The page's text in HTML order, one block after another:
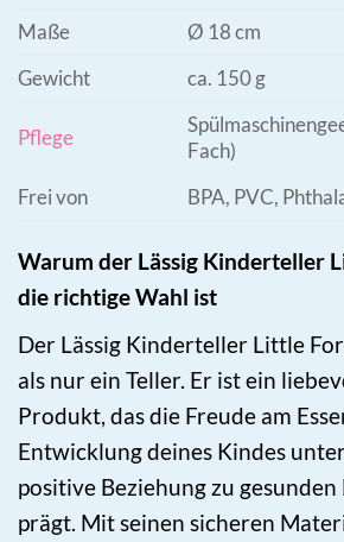
Maße
Ø 18 cm
Gewicht
ca. 150 g
Pflege
Fach)
Frei von
BPA, PVC,
Warum der Lässig Kinderteller
die richtige Wahl ist
Der Lässig Kinderteller Little
als nur ein Teller. Er ist ein
Produkt, das die Freude am
Entwicklung deines Kindes
positive Beziehung zu
prägt. Mit seinen sicheren